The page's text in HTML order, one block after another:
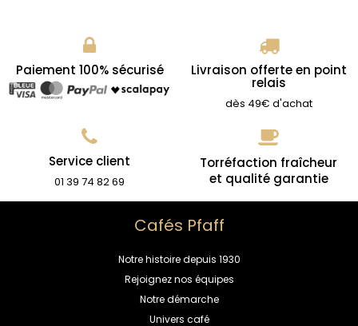
Paiement 100% sécurisé Livraison offerte en point
relais
dès 49€ d'achat
Service client
01 39 74 82 69
Torréfaction fraîcheur
et qualité garantie
Cafés Pfaff
Notre histoire depuis 1930
Rejoignez nos équipes
Notre démarche
Univers café